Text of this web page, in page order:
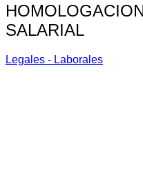
SALARIAL
Legales - Laborales